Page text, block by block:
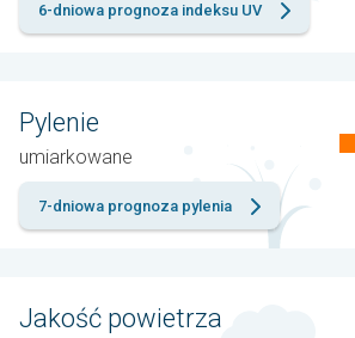
6-dniowa prognoza indeksu UV
Pylenie
umiarkowane
7-dniowa prognoza pylenia
Jakość powietrza